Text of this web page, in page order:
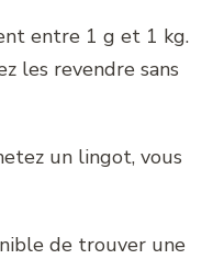
entre 1 g et 1 kg.
les revendre sans
un lingot, vous
de trouver une